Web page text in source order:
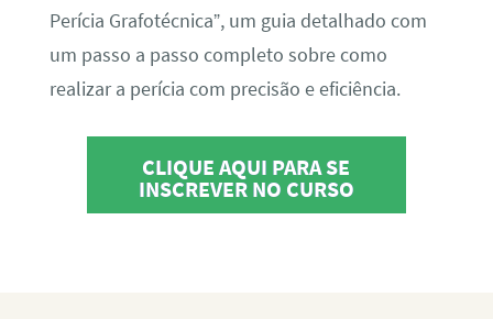
Perícia Grafotécnica”, um guia detalhado com
um passo a passo completo sobre como
realizar a perícia com precisão e eficiência.
CLIQUE AQUI PARA SE
INSCREVER NO CURSO